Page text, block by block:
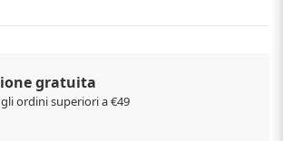
gratuita
ordini superiori a €49